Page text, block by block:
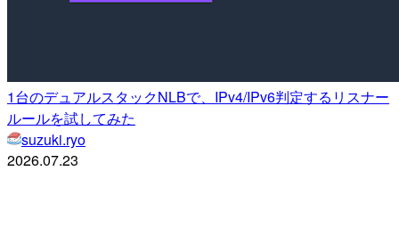
1台のデュアルスタックNLBで、IPv4/IPv6判定するリスナー
ルールを試してみた
suzuki.ryo
2026.07.23